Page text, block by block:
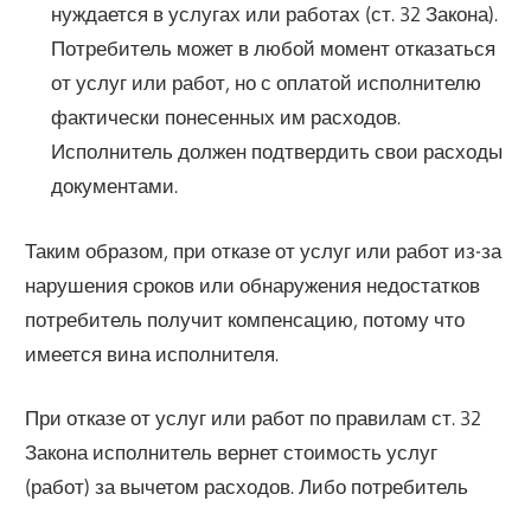
нуждается в услугах или работах (ст. 32 Закона).
Потребитель может в любой момент отказаться
от услуг или работ, но с оплатой исполнителю
фактически понесенных им расходов.
Исполнитель должен подтвердить свои расходы
документами.
Таким образом, при отказе от услуг или работ из-за
нарушения сроков или обнаружения недостатков
потребитель получит компенсацию, потому что
имеется вина исполнителя.
При отказе от услуг или работ по правилам ст. 32
Закона исполнитель вернет стоимость услуг
(работ) за вычетом расходов. Либо потребитель